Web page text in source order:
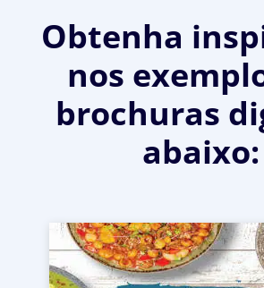
Obtenha
nos
brochuras
abaixo: